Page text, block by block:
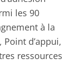
les 90
à la
d’appui,
ressources